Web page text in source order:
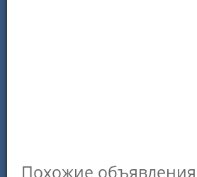
Похожие объявления